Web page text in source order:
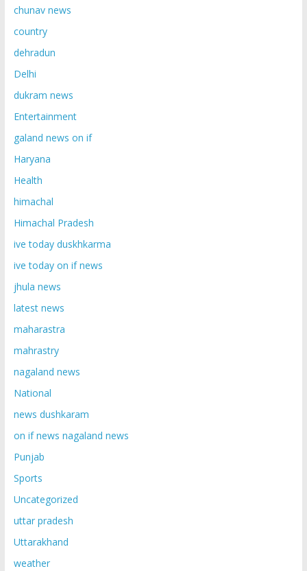
chunav news
country
dehradun
Delhi
dukram news
Entertainment
galand news on if
Haryana
Health
himachal
Himachal Pradesh
ive today duskhkarma
ive today on if news
jhula news
latest news
maharastra
mahrastry
nagaland news
National
news dushkaram
on if news nagaland news
Punjab
Sports
Uncategorized
uttar pradesh
Uttarakhand
weather